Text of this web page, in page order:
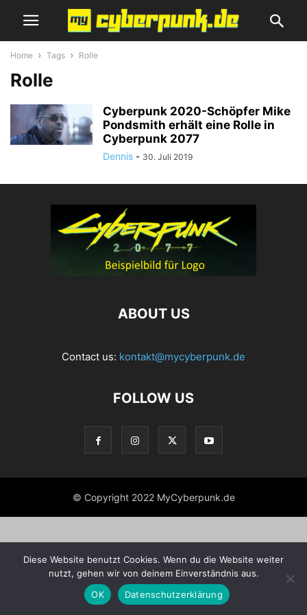
Home Tags Rolle
Rolle
Cyberpunk 2020-Schöpfer Mike
Pondsmith erhält eine Rolle in
Cyberpunk 2077
Dennis - 30. Juli 2019
ABOUT US
Contact us: kontakt@mycyberpunk.de
FOLLOW US
© Copyright 2022 MyCyberpunk.de
Diese Website benutzt Cookies. Wenn du die Website weiter
nutzt, gehen wir von deinem Einverständnis aus.
OK
Datenschutzerklärung